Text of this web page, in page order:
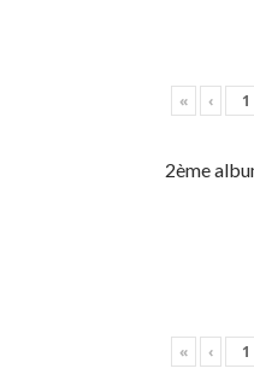
« ‹
2ème
« ‹